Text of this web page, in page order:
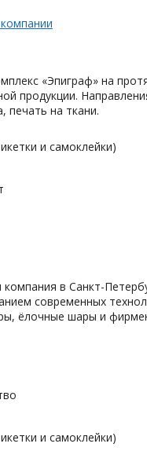
«Эпиграф» на
продукции.
печать на ткани.
и самоклейки)
в Санкт-
современных
ёлочные шары и
и самоклейки)